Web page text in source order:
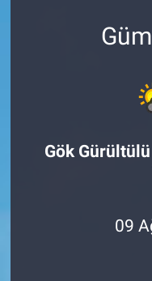
Gök
09